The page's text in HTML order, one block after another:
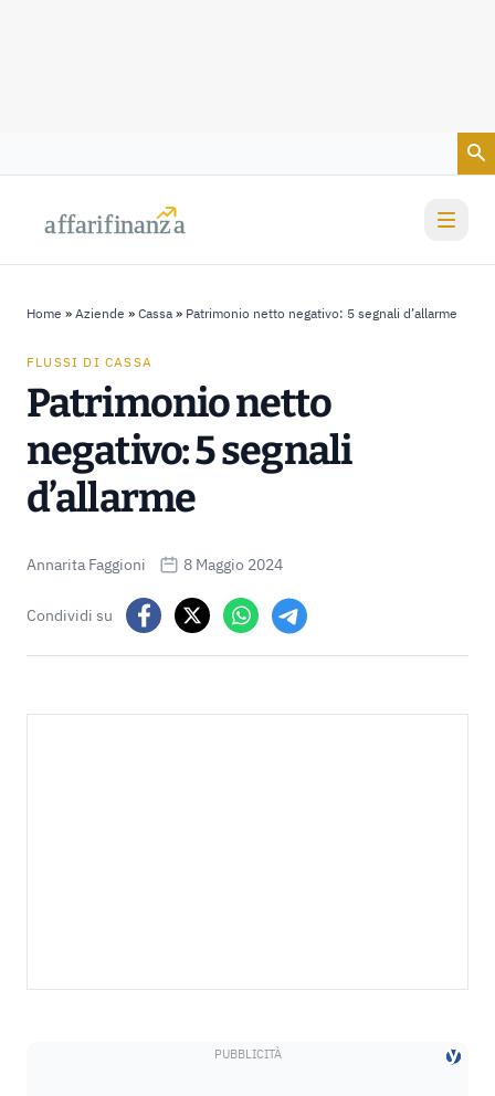
affarifinanza
affarifinanza
Home » Aziende » Cassa » Patrimonio netto negativo: 5 segnali d’allarme
FLUSSI DI CASSA
Patrimonio netto
negativo: 5 segnali
d’allarme
Annarita Faggioni 8 Maggio 2024
Condividi su